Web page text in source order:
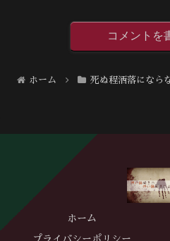
コメントを
ホーム 死ぬ程洒落になら
ホーム
プライバシーポリシー